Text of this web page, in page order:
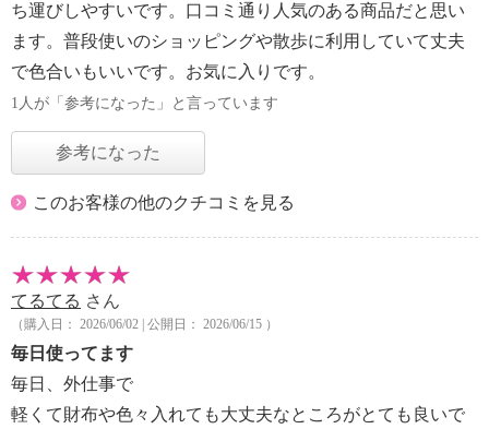
ち運びしやすいです。口コミ通り人気のある商品だと思い
ます。普段使いのショッピングや散歩に利用していて丈夫
で色合いもいいです。お気に入りです。
1人が「参考になった」と言っています
参考になった
このお客様の他のクチコミを見る
てるてる さん
（購入日： 2026/06/02 | 公開日： 2026/06/15 ）
毎日使ってます
毎日、外仕事で
軽くて財布や色々入れても大丈夫なところがとても良いで